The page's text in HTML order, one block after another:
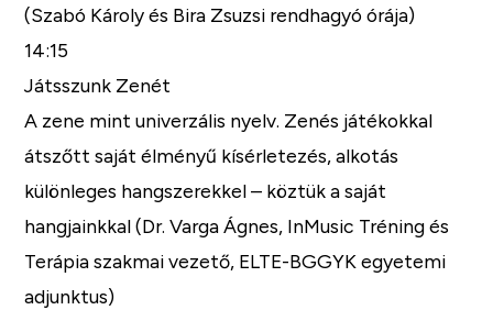
(Szabó Károly és Bira Zsuzsi rendhagyó órája)
14:15
Játsszunk Zenét
A zene mint univerzális nyelv. Zenés játékokkal
átszőtt saját élményű kísérletezés, alkotás
különleges hangszerekkel – köztük a saját
hangjainkkal (Dr. Varga Ágnes, InMusic Tréning és
Terápia szakmai vezető, ELTE-BGGYK egyetemi
adjunktus)